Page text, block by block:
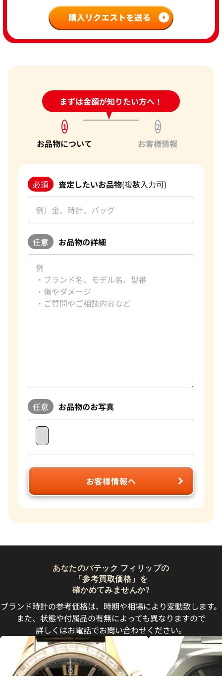
まずは金額が知りたい方へ！
24時間受付中!問い合わせフォーム
1
お品物について
2
お客様情報
必須 査定したいお品物(複数入力可)
任意 お品物の詳細
任意 お品物のお写真
お客様情報へ
あなたのパテック フィリップの
「参考買取価格」を
確かめてみませんか?
ブランド時計の参考価格は、時期や相場により変動致します。
また、状態や付属品の有無によっても異なりますので
詳しくはお電話でお問い合わせください。